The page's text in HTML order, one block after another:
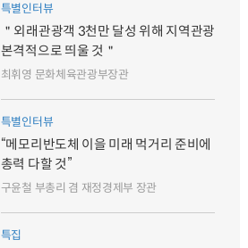
특별인터뷰
＂외래관광객 3천만 달성 위해 지역관광
본격적으로 띄울 것＂
최휘영 문화체육관광부장관
특별인터뷰
“메모리반도체 이을 미래 먹거리 준비에
총력 다할 것”
구윤철 부총리 겸 재정경제부 장관
특집